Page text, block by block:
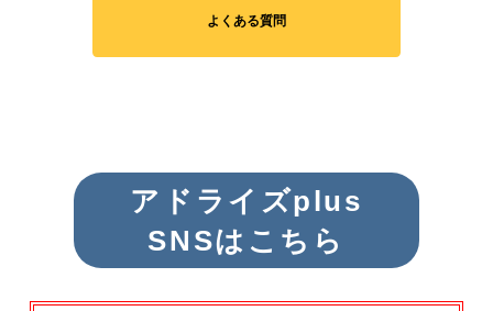
よくある質問
アドライズplus
SNSはこちら